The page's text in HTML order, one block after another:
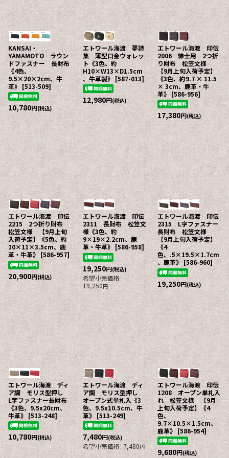
KANSAI・
YAMAMOTO ラウン
ドファスナー 長財布
《4色、
9.5×20×2cm、牛
革》 [513-509]
10,780円(税込)
エトワール海渡 夢詩
集 薄型口金ウォレッ
ト《3色、約
H10×W13×D1.5cm
、牛革製》 [587-013]
12,980円(税込)
エトワール海渡 印伝
2006 紳士用 2つ折
り財布 松笠文様
【9月上旬入荷予定】
《3色、約9.7 × 11.5
× 3cm、鹿革・牛
革》 [586-956]
17,380円(税込)
エトワール海渡 印伝
2215 2つ折り財布
松笠文様 【9月上旬
入荷予定】《5色、約
10×11×3.5cm、鹿
革・牛革》[586-957]
20,900円(税込)
エトワール海渡 印伝
2311 長財布 松笠文
様《3色、約
9×19×2.2cm、鹿
革・牛革》 [586-958]
19,250円(税込)
希望小売価格:
19,250円
エトワール海渡 印伝
2315 L字ファスナー
長財布 松笠文様
【9月上旬入荷予定】
《4
色、.5×19.5×1.7cm
、鹿革》[586-960]
19,250円(税込)
エトワール海渡 ディ
ア調 モリス型押し
L字ファスナー長財布
《3色、9.5x20cm、
牛革》 [513-248]
10,780円(税込)
エトワール海渡 ディ
ア調 モリス型押し
オープン式単札入《3
色、9.5x10.5cm、牛
革》 [513-249]
7,480円(税込)
希望小売価格: 7,480円
エトワール海渡 印伝
1208 オープン単札入
れ 松笠文様 【9月
上旬入荷予定】《4
色、
9.7×10.5×1.5cm、
鹿革》 [586-954]
9,680円(税込)